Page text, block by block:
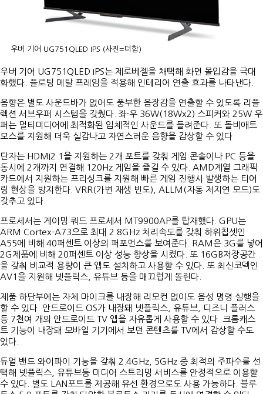
우버 기어 UG751QLED IPS (사진=더함)
우버 기어 UG751QLED IPS는 제로베젤을 채택해 화면 몰입감을 극대
화했다. 플로팅 메탈 프레임을 적용해 인테리어 연출 효과를 나타낸다.
음향은 별도 사운드바가 없어도 풍부한 음장감을 연출할 수 있도록 리플
렉션 서브우퍼 시스템을 갖췄다. 좌·우 36W(18Wx2) 스피커와 25W 우
퍼는 멀티미디어에 최적화된 입체적인 사운드를 들려준다. 또 돌비애트
모스를 지원해 더욱 실감나고 자연스러운 음향을 감상할 수 있다.
단자는 HDMI2.1을 지원하는 2개 포트를 갖춰 게임 콘솔이나 PC 등을
동시에 2개까지 연결해 120Hz 게임을 즐길 수 있다. AMD계열 그래픽
카드에서 지원하는 프리싱크를 지원해 빠른 게임 진행시 발생하는 티어
링 현상을 방지한다. VRR(가변 재생 빈도), ALLM(자동 저지연 모드)도
갖추고 있다.
프로세서는 게이밍 쿼드 프로세서 MT9900AP를 탑재했다. GPU는
ARM Cortex-A73으로 최대 2.8GHz 처리속도를 갖춰 하위칩셋인
A55에 비해 40퍼센트 이상의 퍼포먼스를 보여준다. RAM은 3G를 넣어
2G제품에 비해 20퍼센트 이상 성능 향상을 시켰다. 또 16GB저장공간
을 갖춰 비교적 용량이 큰 앱도 설치하고 사용할 수 있다. 또 최신코덱인
AV1을 지원해 넷플릭스, 유튜브 등을 매끄럽게 돌린다.
제품 하단부에는 자체 마이크를 내장해 리모컨 없이도 음성 명령 실행을
할 수 있다. 안드로이드 OS가 내장돼 넷플릭스, 유튜브, 디즈니 플러스
등 7천여 개의 안드로이드 TV 앱을 자유롭게 사용할 수 있다. 크롬캐스
트 기능이 내장돼 모바일 기기에서 보던 콘텐츠를 TV에서 감상할 수도
있다.
듀얼 밴드 와이파이 기능을 갖춰 2.4GHz, 5GHz 중 최적의 주파수를 선
택해 넷플릭스, 유튜브등 미디어 스트리밍 서비스를 안정적으로 이용할
수 있다. 별도 LAN포트를 제공해 유선 환경으로도 사용 가능하다. 블루